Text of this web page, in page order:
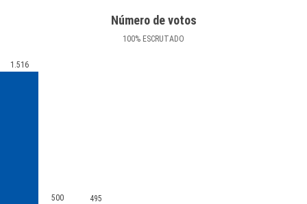
Número de votos
100% ESCRUTADO
1.516
500 495